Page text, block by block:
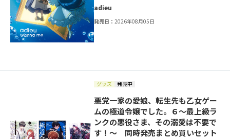
adieu
発売日：2026年08月05日
グッズ 発売中
悪党一家の愛娘、転生先も乙女ゲー
ムの極道令嬢でした。６～最上級ラ
ンクの悪役さま、その溺愛は不要で
す！～ 同時発売まとめ買いセット